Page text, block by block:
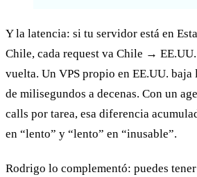
Y la latencia: si tu servidor está en
Chile, cada request va Chile →
vuelta. Un VPS propio en EE.UU. baja
de milisegundos a decenas. Con un
calls por tarea, esa diferencia
en “lento” y “lento” en “inusable”.
Rodrigo lo complementó: puedes